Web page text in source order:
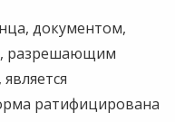
документом,
разрешающим
ратифицирована